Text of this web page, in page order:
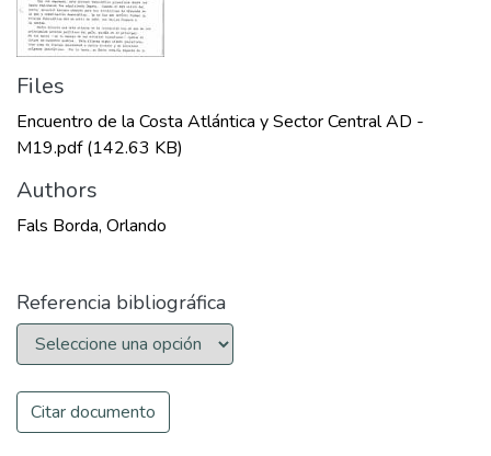
Files
Encuentro de la Costa Atlántica y Sector Central AD -
M19.pdf(142.63 KB)
Authors
Fals Borda, Orlando
Referencia bibliográfica
Citar documento